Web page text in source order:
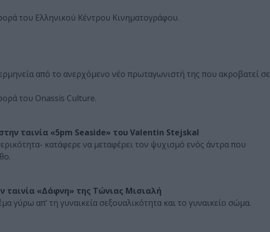
του Ελληνικού Κέντρου Κινηματογράφου.
από το ανερχόμενο νέο πρωταγωνιστή της που ακροβατεί σε
του Onassis Culture.
ταινία «5pm Seaside» του Valentin Stejskal
κατάφερε να μεταφέρει τον ψυχισμό ενός άντρα που
ταινία «Δάφνη» της Τώνιας Μισιαλή
γύρω απ’ τη γυναικεία σεξουαλικότητα και το γυναικείο σώμα.